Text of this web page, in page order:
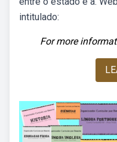
intitulado:
For more